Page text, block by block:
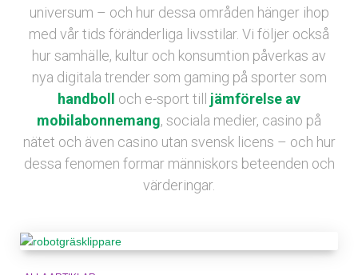
universum – och hur dessa områden hänger ihop
med vår tids föränderliga livsstilar. Vi följer också
hur samhälle, kultur och konsumtion påverkas av
nya digitala trender som gaming på sporter som
handboll
och e-sport till jämförelse av
mobilabonnemang, sociala medier, casino på
nätet och även casino utan svensk licens – och hur
dessa fenomen formar människors beteenden och
värderingar.